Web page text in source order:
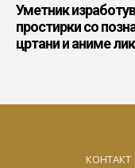
Уметник
простирки со
цртани и аниме
КОНТАКТ